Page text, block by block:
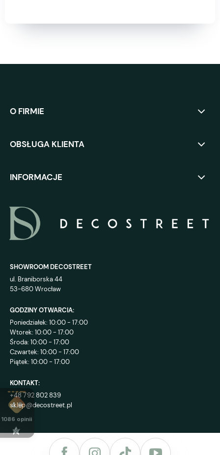
O FIRMIE
OBSŁUGA KLIENTA
INFORMACJE
SHOWROOM DECOSTREET
ul. Braniborska 44
53-680 Wrocław
GODZINY OTWARCIA:
Poniedziałek: 10:00 - 17:00
Wtorek: 10:00 - 17:00
Środa: 10:00 - 17:00
Czwartek: 10:00 - 17:00
Piątek: 10:00 - 17:00
KONTAKT:
+48 792 802 839
sklep@decostreet.pl
4.9
1086 opinii